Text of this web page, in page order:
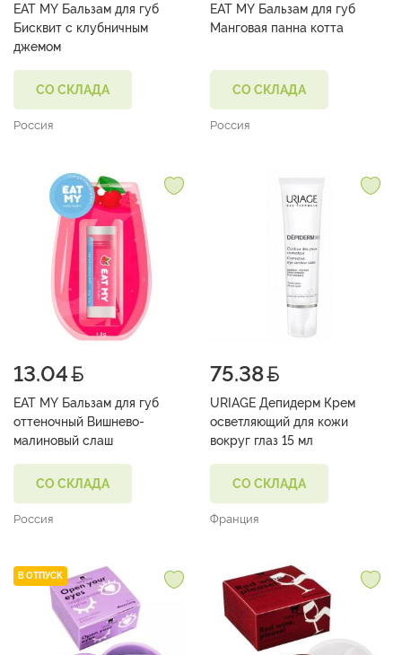
EAT MY Бальзам для губ
Бисквит с клубничным
джемом
СО СКЛАДА
Россия
EAT MY Бальзам для губ
Манговая панна котта
СО СКЛАДА
Россия
13.04
EAT MY Бальзам для губ
оттеночный Вишнево-
малиновый слаш
СО СКЛАДА
Россия
75.38
URIAGE Депидерм Крем
осветляющий для кожи
вокруг глаз 15 мл
СО СКЛАДА
Франция
В ОТПУСК